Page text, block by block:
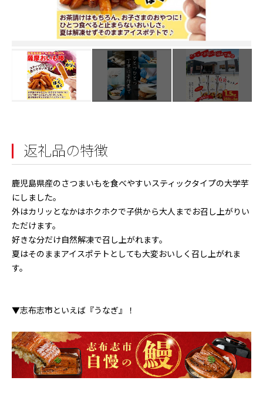
返礼品の特徴
鹿児島県産のさつまいもを食べやすいスティックタイプの大学芋
にしました。
外はカリッとなかはホクホクで子供から大人までお召し上がりい
ただけます。
好きな分だけ自然解凍で召し上がれます。
夏はそのままアイスポテトとしても大変おいしく召し上がれま
す。
▼志布志市といえば『うなぎ』！